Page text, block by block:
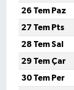
26 Tem Paz
27 Tem Pts
28 Tem Sal
29 Tem Çar
30 Tem Per